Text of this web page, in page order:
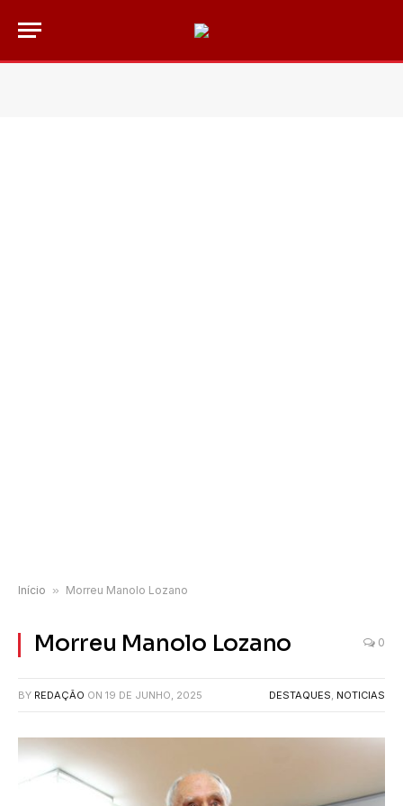
Início » Morreu Manolo Lozano
Morreu Manolo Lozano 0
BY REDAÇÃO ON 19 DE JUNHO, 2025 DESTAQUES, NOTICIAS